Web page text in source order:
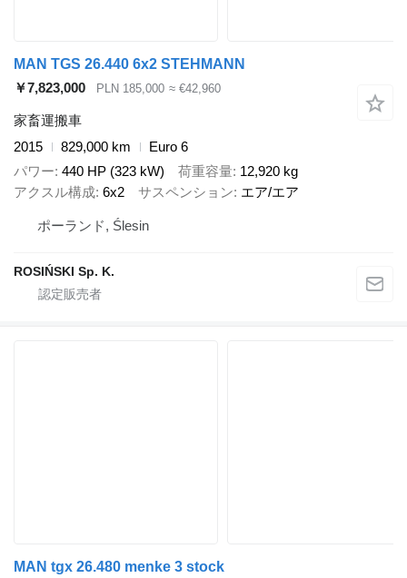
MAN TGS 26.440 6x2 STEHMANN
￥7,823,000
PLN 185,000 ≈ €42,960
家畜運搬車
2015
829,000 km
Euro 6
パワー 440 HP (323 kW) 荷重容量 12,920 kg
アクスル構成 6x2 サスペンション エア/エア
ポーランド, Ślesin
ROSIŃSKI Sp. K.
MAN tgx 26.480 menke 3 stock